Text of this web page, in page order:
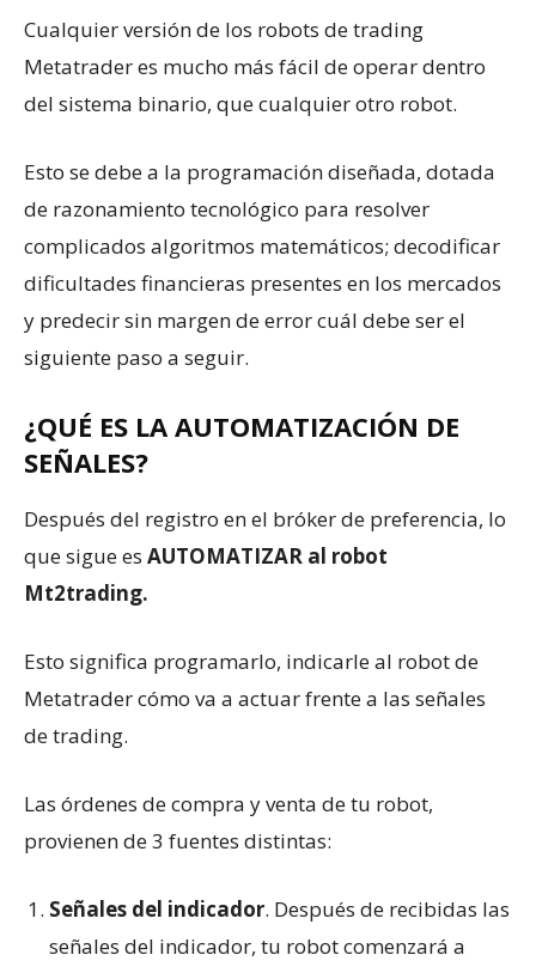
Cualquier versión de los robots de trading
Metatrader es mucho más fácil de operar dentro
del sistema binario, que cualquier otro robot.
Esto se debe a la programación diseñada, dotada
de razonamiento tecnológico para resolver
complicados algoritmos matemáticos; decodificar
dificultades financieras presentes en los mercados
y predecir sin margen de error cuál debe ser el
siguiente paso a seguir.
¿QUÉ ES LA AUTOMATIZACIÓN DE
SEÑALES?
Después del registro en el bróker de preferencia, lo
que sigue es AUTOMATIZAR al robot
Mt2trading.
Esto significa programarlo, indicarle al robot de
Metatrader cómo va a actuar frente a las señales
de trading.
Las órdenes de compra y venta de tu robot,
provienen de 3 fuentes distintas:
Señales del indicador. Después de recibidas las
señales del indicador, tu robot comenzará a